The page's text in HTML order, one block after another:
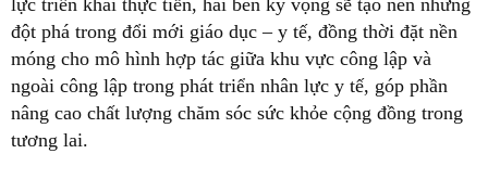
lực triển khai thực tiễn, hai bên kỳ vọng sẽ tạo nên những
đột phá trong đổi mới giáo dục – y tế, đồng thời đặt nền
móng cho mô hình hợp tác giữa khu vực công lập và
ngoài công lập trong phát triển nhân lực y tế, góp phần
nâng cao chất lượng chăm sóc sức khỏe cộng đồng trong
tương lai.